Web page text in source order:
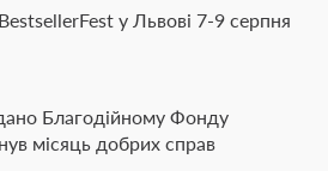
у Львові 7-9 серпня
Благодійному Фонду
місяць добрих справ